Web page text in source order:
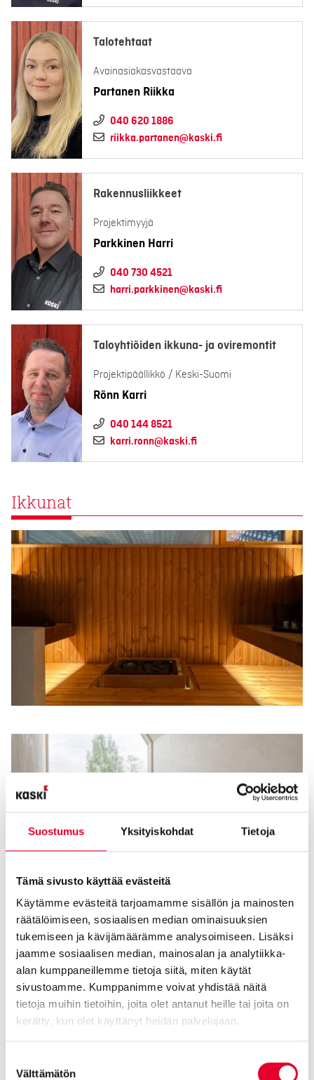
Suostumus Yksityiskohdat Tietoja
Tämä sivusto käyttää evästeitä
Käytämme evästeitä tarjoamamme sisällön ja mainosten
räätälöimiseen, sosiaalisen median ominaisuuksien
tukemiseen ja kävijämäärämme analysoimiseen. Lisäksi
jaamme sosiaalisen median, mainosalan ja analytiikka-
alan kumppaneillemme tietoja siitä, miten käytät
sivustoamme. Kumppanimme voivat yhdistää näitä
tietoja muihin tietoihin, joita olet antanut heille tai joita on
kerätty, kun olet käyttänyt heidän palvelujaan.
valinta
Välttämätön
Talotehtaat
Avainasiakasvastaava
Partanen Riikka
040 620 1886
riikka.partanen@kaski.fi
Rakennusliikkeet
Projektimyyjä
Parkkinen Harri
040 730 4521
harri.parkkinen@kaski.fi
Taloyhtiöiden ikkuna- ja oviremontit
Projektipäällikkö / Keski-Suomi
Rönn Karri
040 144 8521
karri.ronn@kaski.fi
Ikkunat